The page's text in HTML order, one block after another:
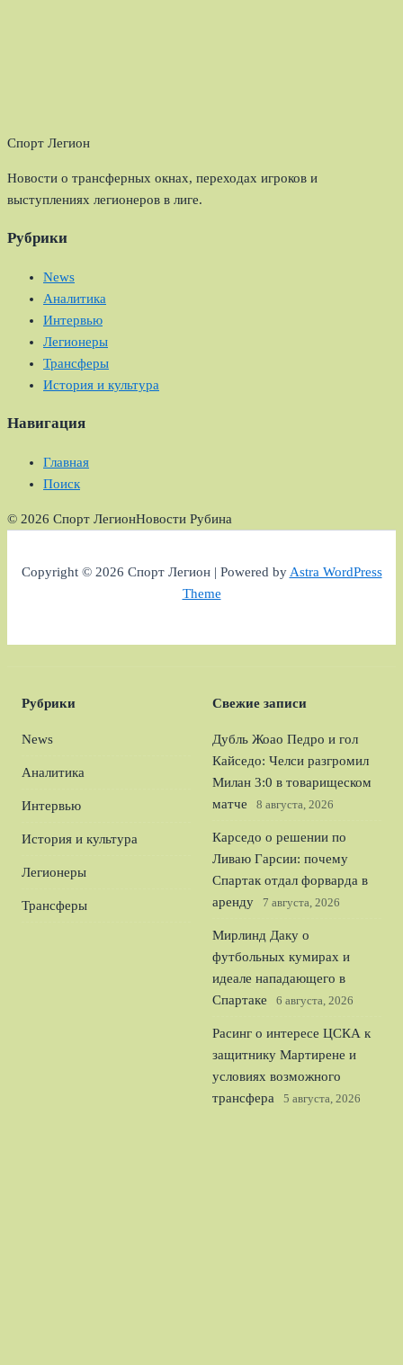
Спорт Легион
Новости о трансферных окнах, переходах игроков и
выступлениях легионеров в лиге.
Рубрики
News
Аналитика
Интервью
Легионеры
Трансферы
История и культура
Навигация
Главная
Поиск
© 2026 Спорт ЛегионНовости Рубина
Copyright © 2026 Спорт Легион | Powered byAstra WordPress
Theme
Рубрики
News
Аналитика
Интервью
История и культура
Легионеры
Трансферы
Свежие записи
Дубль Жоао Педро и гол
Кайседо: Челси разгромил
Милан 3:0 в товарищеском
матче
8 августа, 2026
Карседо о решении по
Ливаю Гарсии: почему
Спартак отдал форварда в
аренду
7 августа, 2026
Мирлинд Даку о
футбольных кумирах и
идеале нападающего в
Спартаке
6 августа, 2026
Расинг о интересе ЦСКА к
защитнику Мартирене и
условиях возможного
трансфера
5 августа, 2026